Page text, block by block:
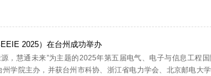
2025）在台州成功举办
，慧通未来”为主题的2025年第五届电气、电子与信息工程
学院主办，并获台州市科协、浙江省电力学会、北京邮电大学